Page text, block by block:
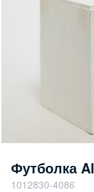
Футболка
1012830-4086